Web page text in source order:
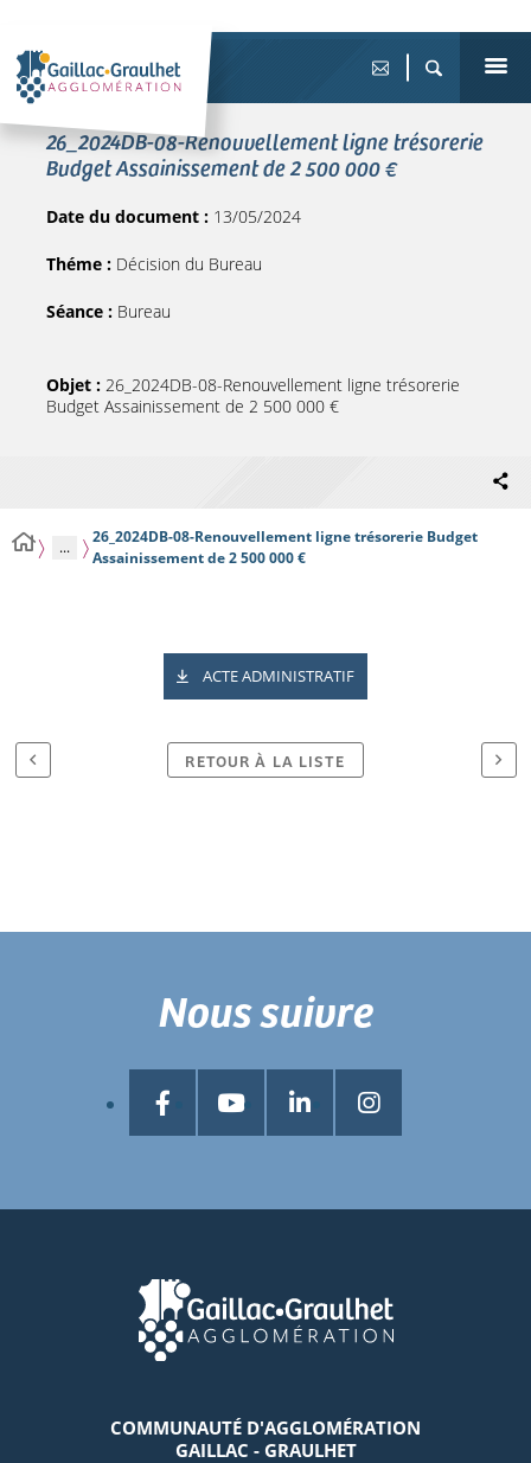
26_2024DB-08-Renouvellement ligne trésorerie
Budget Assainissement de 2 500 000 €
Date du document : 13/05/2024
Théme : Décision du Bureau
Séance : Bureau
Objet : 26_2024DB-08-Renouvellement ligne trésorerie
Budget Assainissement de 2 500 000 €
...
26_2024DB-08-Renouvellement ligne trésorerie Budget
Assainissement de 2 500 000 €
ACTE ADMINISTRATIF
RETOUR À LA LISTE
COMMUNAUTÉ D'AGGLOMÉRATION
GAILLAC - GRAULHET
Nous suivre